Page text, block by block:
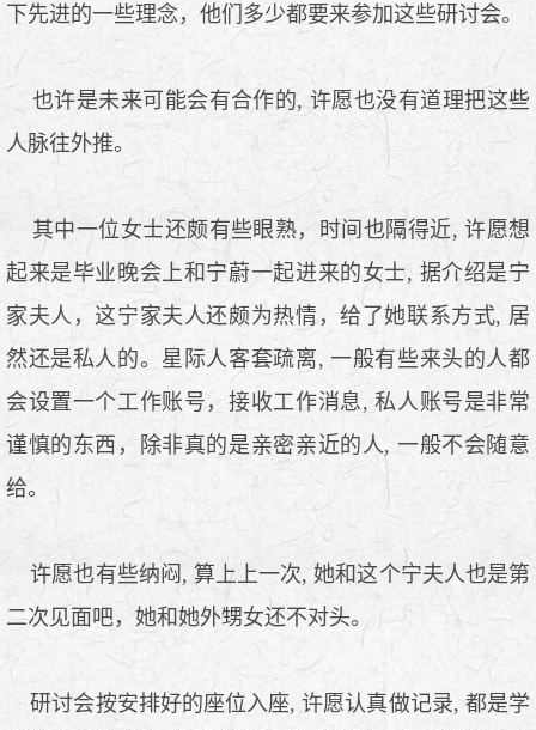
下先进的一些理念，他们多少都要来参加这些研讨会。
也许是未来可能会有合作的, 许愿也没有道理把这些
人脉往外推。
其中一位女士还颇有些眼熟，时间也隔得近, 许愿想
起来是毕业晚会上和宁蔚一起进来的女士, 据介绍是宁
家夫人，这宁家夫人还颇为热情，给了她联系方式, 居
然还是私人的。星际人客套疏离, 一般有些来头的人都
会设置一个工作账号，接收工作消息, 私人账号是非常
谨慎的东西，除非真的是亲密亲近的人, 一般不会随意
给。
许愿也有些纳闷, 算上上一次, 她和这个宁夫人也是第
二次见面吧，她和她外甥女还不对头。
研讨会按安排好的座位入座, 许愿认真做记录, 都是学